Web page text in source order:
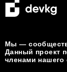
Мы —
Данный проект
членами нашего